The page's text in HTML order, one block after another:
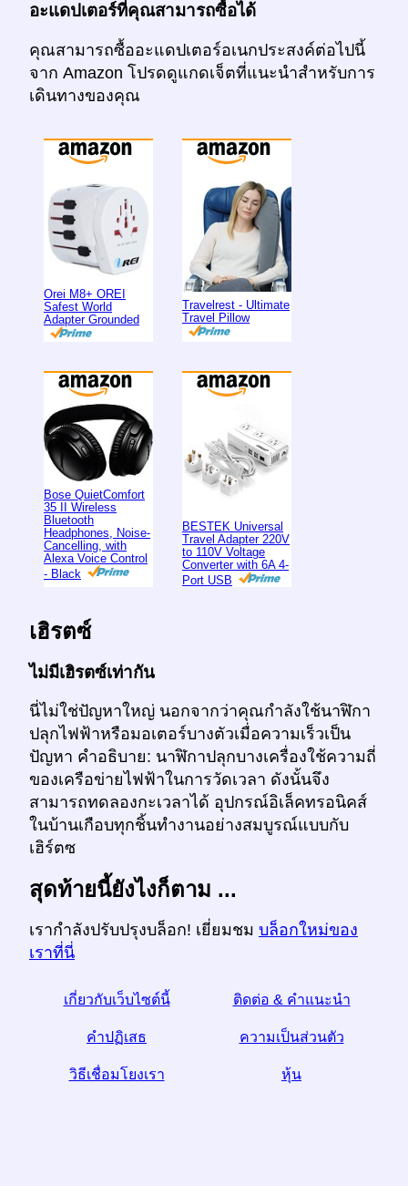
อะแดปเตอร์ที่คุณสามารถซื้อได้
คุณสามารถซื้ออะแดปเตอร์อเนกประสงค์ต่อไปนี้
จาก Amazon โปรดดูแกดเจ็ตที่แนะนำสำหรับการ
เดินทางของคุณ
Orei M8+ OREI
Safest World
Adapter Grounded
Travelrest - Ultimate
Travel Pillow
Bose QuietComfort
35 II Wireless
Bluetooth
Headphones, Noise-
Cancelling, with
Alexa Voice Control
- Black
BESTEK Universal
Travel Adapter 220V
to 110V Voltage
Converter with 6A 4-
Port USB
เฮิรตซ์
ไม่มีเฮิรตซ์เท่ากัน
นี่ไม่ใช่ปัญหาใหญ่ นอกจากว่าคุณกำลังใช้นาฬิกา
ปลุกไฟฟ้าหรือมอเตอร์บางตัวเมื่อความเร็วเป็น
ปัญหา คำอธิบาย: นาฬิกาปลุกบางเครื่องใช้ความถี่
ของเครือข่ายไฟฟ้าในการวัดเวลา ดังนั้นจึง
สามารถทดลองกะเวลาได้ อุปกรณ์อิเล็คทรอนิคส์
ในบ้านเกือบทุกชิ้นทำงานอย่างสมบูรณ์แบบกับ
เฮิร์ตซ
สุดท้ายนี้ยังไงก็ตาม ...
เรากำลังปรับปรุงบล็อก! เยี่ยมชม บล็อกใหม่ของ
เราที่นี่
เกี่ยวกับเว็บไซต์นี้ ติดต่อ & คำแนะนำ
คำปฏิเสธ ความเป็นส่วนตัว
วิธีเชื่อมโยงเรา หุ้น